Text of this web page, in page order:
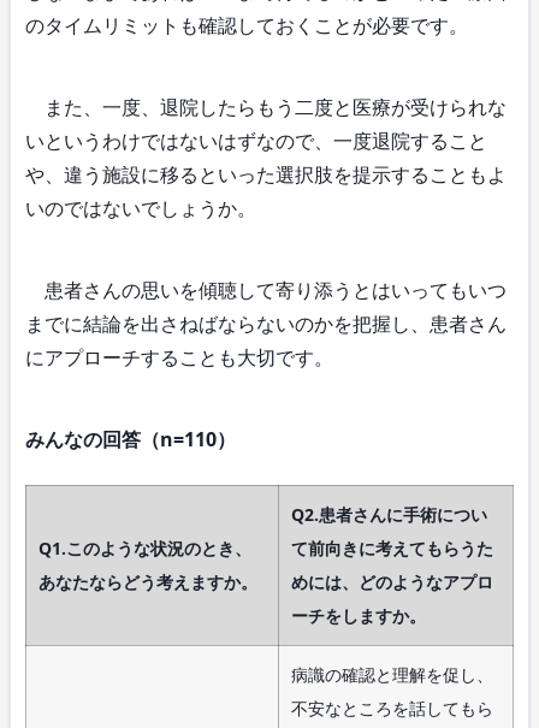
のタイムリミットも確認しておくことが必要です。
また、一度、退院したらもう二度と医療が受けられな
いというわけではないはずなので、一度退院すること
や、違う施設に移るといった選択肢を提示することもよ
いのではないでしょうか。
患者さんの思いを傾聴して寄り添うとはいってもいつ
までに結論を出さねばならないのかを把握し、患者さん
にアプローチすることも大切です。
みんなの回答（n=110）
Q1.このような状況のとき、
あなたならどう考えますか。
Q2.患者さんに手術につい
て前向きに考えてもらうた
めには、どのようなアプロ
ーチをしますか。
病識の確認と理解を促し、
不安なところを話してもら